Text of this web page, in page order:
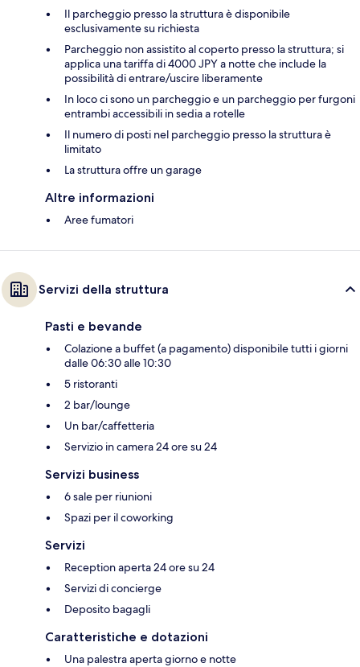
Il parcheggio presso la struttura è disponibile
esclusivamente su richiesta
Parcheggio non assistito al coperto presso la struttura; si
applica una tariffa di 4000 JPY a notte che include la
possibilità di entrare/uscire liberamente
In loco ci sono un parcheggio e un parcheggio per furgoni
entrambi accessibili in sedia a rotelle
Il numero di posti nel parcheggio presso la struttura è
limitato
La struttura offre un garage
Altre informazioni
Aree fumatori
Servizi della struttura
Pasti e bevande
Colazione a buffet (a pagamento) disponibile tutti i giorni
dalle 06:30 alle 10:30
5 ristoranti
2 bar/lounge
Un bar/caffetteria
Servizio in camera 24 ore su 24
Servizi business
6 sale per riunioni
Spazi per il coworking
Servizi
Reception aperta 24 ore su 24
Servizi di concierge
Deposito bagagli
Caratteristiche e dotazioni
Una palestra aperta giorno e notte